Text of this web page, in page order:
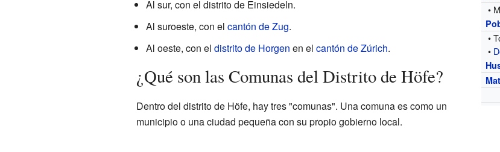
•
•
•
Al sur, con el distrito de Einsiedeln.
Al suroeste, con el cantón de Zug.
Al oeste, con el distrito de Horgen en el cantón de Zúrich.
¿Qué son las Comunas del Distrito de Höfe?
Dentro del distrito de Höfe, hay tres "comunas". Una comuna es como un
municipio o una ciudad pequeña con su propio gobierno local.